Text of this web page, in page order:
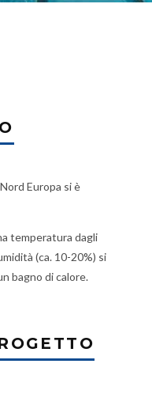
Europa si è
temperatura dagli
(ca. 10-20%) si
bagno di calore.